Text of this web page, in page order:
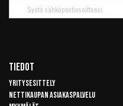
uutiskirje
Tiedot
Yritysesittely
Nettikaupan asiakaspalvelu